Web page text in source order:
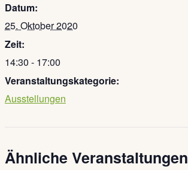
Datum:
25. Oktober 2020
Zeit:
14:30 - 17:00
Veranstaltungskategorie:
Ausstellungen
Ähnliche Veranstaltungen